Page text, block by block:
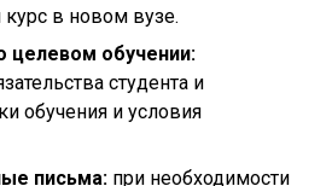
в новом вузе.
целевом обучении:
студента и
обучения и условия
письма: при необходимости